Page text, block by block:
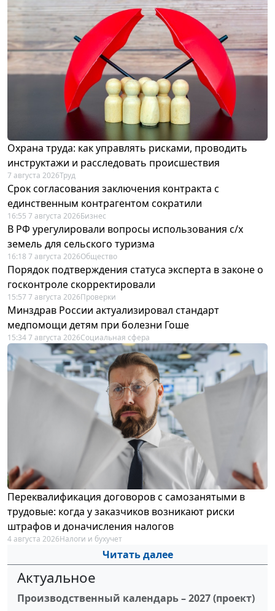
Охрана труда: как управлять рисками, проводить
инструктажи и расследовать происшествия
7 августа 2026Труд
Срок согласования заключения контракта с
единственным контрагентом сократили
16:55 7 августа 2026Бизнес
В РФ урегулировали вопросы использования с/х
земель для сельского туризма
16:18 7 августа 2026Общество
Порядок подтверждения статуса эксперта в законе о
госконтроле скорректировали
15:57 7 августа 2026Проверки
Минздрав России актуализировал стандарт
медпомощи детям при болезни Гоше
15:34 7 августа 2026Социальная сфера
Переквалификация договоров с самозанятыми в
трудовые: когда у заказчиков возникают риски
штрафов и доначисления налогов
4 августа 2026Налоги и бухучет
Читать далее
Актуальное
Производственный календарь – 2027 (проект)